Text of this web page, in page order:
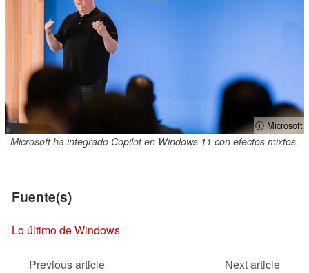
ⓘ Microsoft
Microsoft ha integrado Copilot en Windows 11 con efectos mixtos.
Fuente(s)
Lo último de Windows
Previous article
Next article